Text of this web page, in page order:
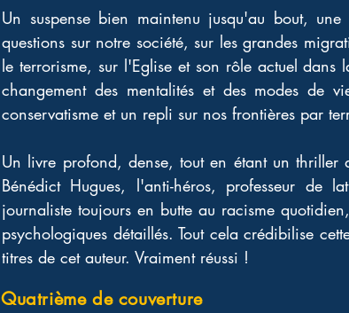
Un suspense bien maintenu jusqu'au bout,
questions sur notre société, sur les grandes
le terrorisme, sur l'Eglise et son rôle actuel dans
changement des mentalités et des modes de
conservatisme et un repli sur nos frontières par
Un livre profond, dense, tout en étant un
Bénédict Hugues, l'anti-héros, professeur de
journaliste toujours en butte au racisme
psychologiques détaillés. Tout cela crédibilise
titres de cet auteur. Vraiment réussi !
Quatrième de couverture